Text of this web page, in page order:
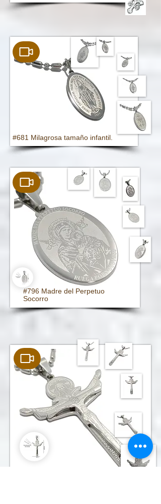
#681 Milagrosa tamaño infantil.
#796 Madre del Perpetuo
Socorro